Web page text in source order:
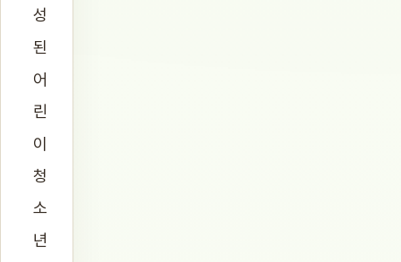
성
된
어
린
이
청
소
년